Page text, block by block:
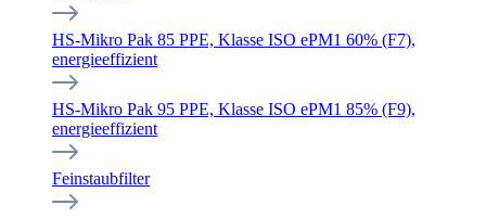
HS-Mikro Pak 85 PPE, Klasse ISO ePM1 60% (F7),
energieeffizient
HS-Mikro Pak 95 PPE, Klasse ISO ePM1 85% (F9),
energieeffizient
Feinstaubfilter